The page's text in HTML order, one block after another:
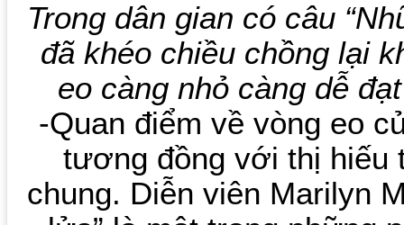
Trong dân gian có câu
đã khéo chiều chồng lại
eo càng nhỏ càng dễ
-Quan điểm về vòng eo
tương đồng với thị hiếu
chung. Diễn viên Marilyn